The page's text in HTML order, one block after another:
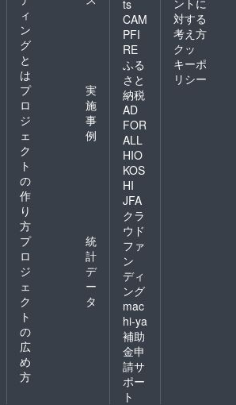
ィ
ン
グ
と
は
プ
ロ
ジ
ェ
ク
ト
の
作
り
方
実
施
事
例
プ
ロ
ジ
ェ
ク
ト
の
広
め
方
統
計
デ
ー
タ
ts
CAM
PFI
RE
ふる
さと
納税
AD
FOR
ALL
HIO
KOS
HI
JFA
クラ
ウド
ファ
ン
ディ
ング
mac
hi-ya
補助
金申
請サ
ポー
ト
対する
考え方
クッ
キーポ
リシー